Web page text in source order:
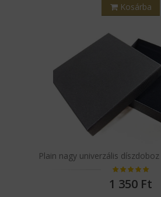
Kosárba
Plain nagy univerzális
1 350 Ft